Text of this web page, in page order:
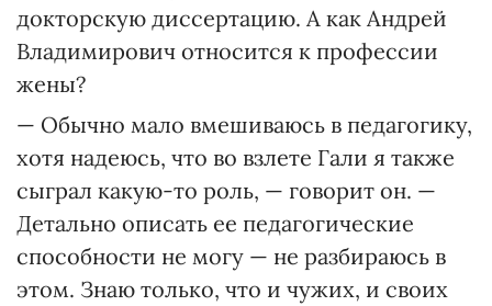
докторскую диссертацию. А как Андрей
Владимирович относится к профессии
жены?
— Обычно мало вмешиваюсь в педагогику,
хотя надеюсь, что во взлете Гали я также
сыграл какую-то роль, — говорит он. —
Детально описать ее педагогические
способности не могу — не разбираюсь в
этом. Знаю только, что и чужих, и своих